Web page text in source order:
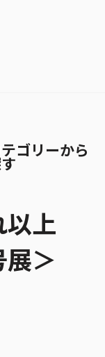
ゴリーから
以上
＞